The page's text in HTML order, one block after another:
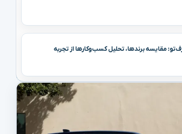
مقایسه برندها، تحلیل کسب‌وکارها از تجربه